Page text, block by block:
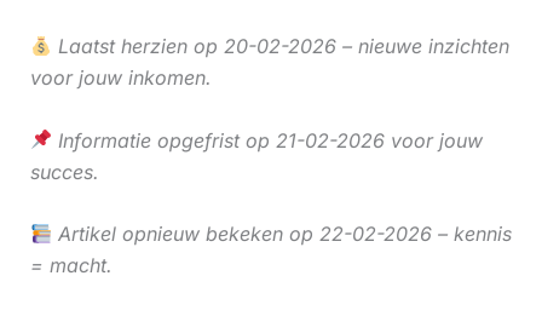
Laatst herzien op 20-02-2026 – nieuwe inzichten
voor jouw inkomen.
Informatie opgefrist op 21-02-2026 voor jouw
succes.
Artikel opnieuw bekeken op 22-02-2026 – kennis
= macht.